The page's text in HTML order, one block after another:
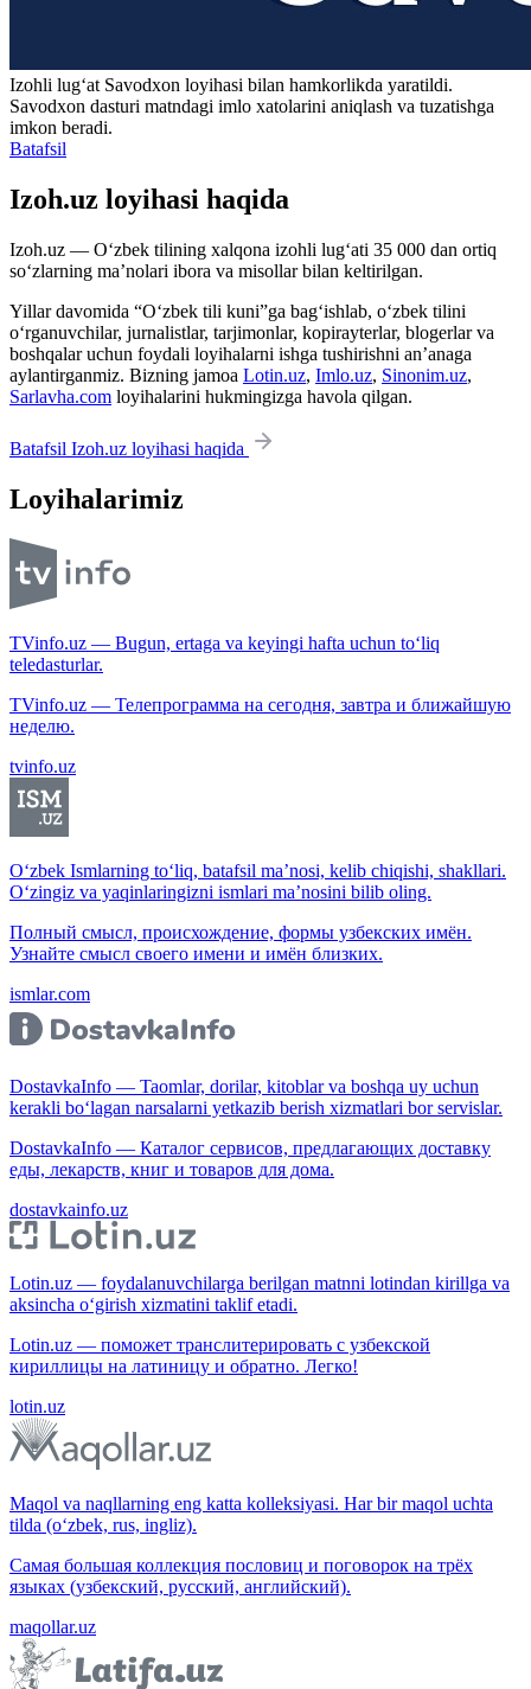
Izohli lugʻat Savodxon loyihasi bilan hamkorlikda yaratildi.
Savodxon dasturi matndagi imlo xatolarini aniqlash va tuzatishga
imkon beradi.
Batafsil
Izoh.uz loyihasi haqida
Izoh.uz — O‘zbek tilining xalqona izohli lug‘ati 35 000 dan ortiq
so‘zlarning ma’nolari ibora va misollar bilan keltirilgan.
Yillar davomida “O‘zbek tili kuni”ga bag‘ishlab, o‘zbek tilini
o‘rganuvchilar, jurnalistlar, tarjimonlar, kopirayterlar, blogerlar va
boshqalar uchun foydali loyihalarni ishga tushirishni an’anaga
aylantirganmiz. Bizning jamoa Lotin.uz, Imlo.uz, Sinonim.uz,
Sarlavha.com loyihalarini hukmingizga havola qilgan.
Batafsil Izoh.uz loyihasi haqida
Loyihalarimiz
TVinfo.uz — Bugun, ertaga va keyingi hafta uchun to‘liq
teledasturlar.
TVinfo.uz — Телепрограмма на сегодня, завтра и ближайшую
неделю.
tvinfo.uz
O‘zbek Ismlarning to‘liq, batafsil ma’nosi, kelib chiqishi, shakllari.
O‘zingiz va yaqinlaringizni ismlari ma’nosini bilib oling.
Полный смысл, происхождение, формы узбекских имён.
Узнайте смысл своего имени и имён близких.
ismlar.com
DostavkaInfo — Taomlar, dorilar, kitoblar va boshqa uy uchun
kerakli bo‘lagan narsalarni yetkazib berish xizmatlari bor servislar.
DostavkaInfo — Каталог сервисов, предлагающих доставку
еды, лекарств, книг и товаров для дома.
dostavkainfo.uz
Lotin.uz — foydalanuvchilarga berilgan matnni lotindan kirillga va
aksincha o‘girish xizmatini taklif etadi.
Lotin.uz — поможет транслитерировать с узбекской
кириллицы на латиницу и обратно. Легко!
lotin.uz
Maqol va naqllarning eng katta kolleksiyasi. Har bir maqol uchta
tilda (o‘zbek, rus, ingliz).
Самая большая коллекция пословиц и поговорок на трёх
языках (узбекский, русский, английский).
maqollar.uz